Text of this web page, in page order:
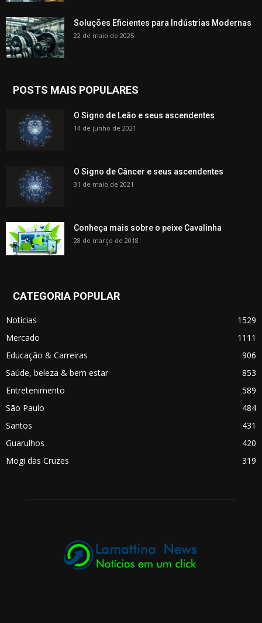
Soluções Eficientes para Indústrias Modernas
22 de maio de 2025
POSTS MAIS POPULARES
O Signo de Leão e seus ascendentes
14 de junho de 2021
O Signo de Câncer e seus ascendentes
31 de maio de 2021
Conheça mais sobre o peixe Cavalinha
28 de março de 2018
CATEGORIA POPULAR
Notícias
1529
Mercado
1111
Educação & Carreiras
906
Saúde, beleza & bem estar
853
Entretenimento
589
São Paulo
484
Santos
431
Guarulhos
420
Mogi das Cruzes
319